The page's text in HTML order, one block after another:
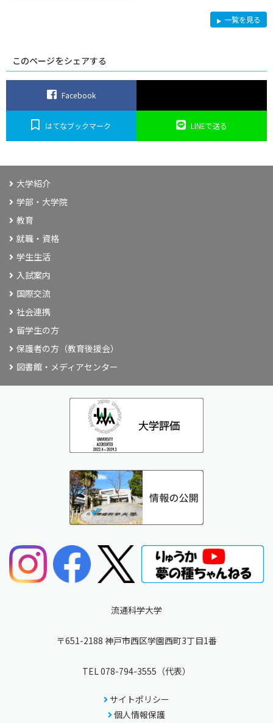
卒
業
ュ
一覧を見る
このページをシェアする
Facebook
はてなブックマーク LINEで送る
大学紹介
学部・大学院
教育
就職・資格
学生生活
入試案内
国際交流
社会連携
留学生の方
保護者の方（教育後援会）
図書館・メディアセンター
流通科学大学
〒651-2188 神戸市西区学園西町3丁目1番
TEL078-794-3555 （代表）
サイトポリシー
個人情報保護